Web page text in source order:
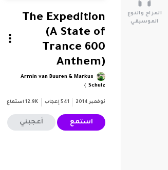
المزاج والنوع
الموسيقي
The Expedition
(A State of
Trance 600
Anthem)
Armin van Buuren & Markus
Schulz
نوفمبر 2014 541 إعجاب 12.9K استماع
استمع أعجبني